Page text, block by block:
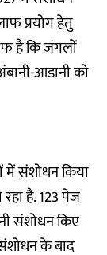
प्रयोग हेतु
है कि जंगलों
आडानी को
में संशोधन किया
है. 123 पेज
संशोधन किए
के बाद